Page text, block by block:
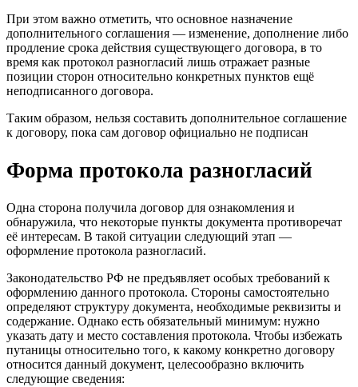
При этом важно отметить, что основное назначение
дополнительного соглашения — изменение, дополнение либо
продление срока действия существующего договора, в то
время как протокол разногласий лишь отражает разные
позиции сторон относительно конкретных пунктов ещё
неподписанного договора.
Таким образом, нельзя составить дополнительное соглашение
к договору, пока сам договор официально не подписан
Форма протокола разногласий
Одна сторона получила договор для ознакомления и
обнаружила, что некоторые пункты документа противоречат
её интересам. В такой ситуации следующий этап —
оформление протокола разногласий.
Законодательство РФ не предъявляет особых требований к
оформлению данного протокола. Стороны самостоятельно
определяют структуру документа, необходимые реквизиты и
содержание. Однако есть обязательный минимум: нужно
указать дату и место составления протокола. Чтобы избежать
путаницы относительно того, к какому конкретно договору
относится данный документ, целесообразно включить
следующие сведения: